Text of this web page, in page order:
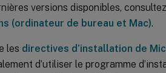
versions disponibles, consultez
(ordinateur de bureau et Mac).
les directives d’installation de
d’utiliser le programme